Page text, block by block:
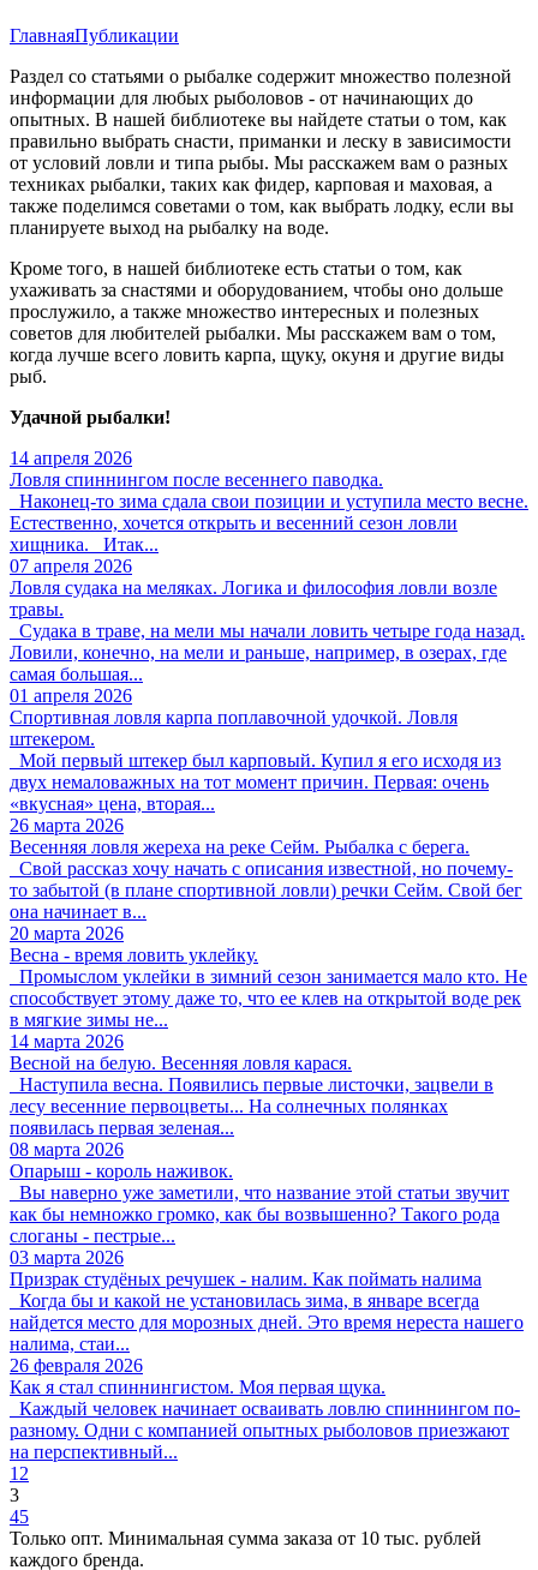
ГлавнаяПубликации
Раздел со статьями о рыбалке содержит множество полезной
информации для любых рыболовов - от начинающих до
опытных. В нашей библиотеке вы найдете статьи о том, как
правильно выбрать снасти, приманки и леску в зависимости
от условий ловли и типа рыбы. Мы расскажем вам о разных
техниках рыбалки, таких как фидер, карповая и маховая, а
также поделимся советами о том, как выбрать лодку, если вы
планируете выход на рыбалку на воде.
Кроме того, в нашей библиотеке есть статьи о том, как
ухаживать за снастями и оборудованием, чтобы оно дольше
прослужило, а также множество интересных и полезных
советов для любителей рыбалки. Мы расскажем вам о том,
когда лучше всего ловить карпа, щуку, окуня и другие виды
рыб.
Удачной рыбалки!
14 апреля 2026
Ловля спиннингом после весеннего паводка.
Наконец-то зима сдала свои позиции и уступила место весне.
Естественно, хочется открыть и весенний сезон ловли
хищника. Итак...
07 апреля 2026
Ловля судака на меляках. Логика и философия ловли возле
травы.
Судака в траве, на мели мы начали ловить четыре года назад.
Ловили, конечно, на мели и раньше, например, в озерах, где
самая большая...
01 апреля 2026
Спортивная ловля карпа поплавочной удочкой. Ловля
штекером.
Мой первый штекер был карповый. Купил я его исходя из
двух немаловажных на тот момент причин. Первая: очень
«вкусная» цена, вторая...
26 марта 2026
Весенняя ловля жереха на реке Сейм. Рыбалка с берега.
Свой рассказ хочу начать с описания известной, но почему-
то забытой (в плане спортивной ловли) речки Сейм. Свой бег
она начинает в...
20 марта 2026
Весна - время ловить уклейку.
Промыслом уклейки в зимний сезон занимается мало кто. Не
способствует этому даже то, что ее клев на открытой воде рек
в мягкие зимы не...
14 марта 2026
Весной на белую. Весенняя ловля карася.
Наступила весна. Появились первые листочки, зацвели в
лесу весенние первоцветы... На солнечных полянках
появилась первая зеленая...
08 марта 2026
Опарыш - король наживок.
Вы наверно уже заметили, что название этой статьи звучит
как бы немножко громко, как бы возвышенно? Такого рода
слоганы - пестрые...
03 марта 2026
Призрак студёных речушек - налим. Как поймать налима
Когда бы и какой не установилась зима, в январе всегда
найдется место для морозных дней. Это время нереста нашего
налима, стаи...
26 февраля 2026
Как я стал спиннингистом. Моя первая щука.
Каждый человек начинает осваивать ловлю спиннингом по-
разному. Одни с компанией опытных рыболовов приезжают
на перспективный...
1 2
3
45
Только опт. Минимальная сумма заказа от 10 тыс. рублей
каждого бренда.